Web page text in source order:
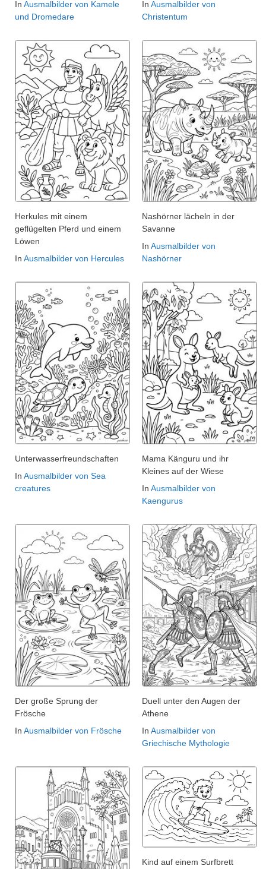
In Ausmalbilder von Kamele
und Dromedare
In Ausmalbilder von
Christentum
Herkules mit einem
geflügelten Pferd und einem
Löwen
In Ausmalbilder von Hercules
Nashörner lächeln in der
Savanne
In Ausmalbilder von
Nashörner
Unterwasserfreundschaften
In Ausmalbilder von Sea
creatures
Mama Känguru und ihr
Kleines auf der Wiese
In Ausmalbilder von
Kaengurus
Der große Sprung der
Frösche
In Ausmalbilder von Frösche
Duell unter den Augen der
Athene
In Ausmalbilder von
Griechische Mythologie
Kind auf einem Surfbrett